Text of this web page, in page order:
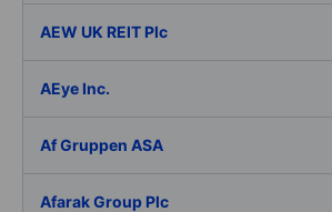
AEW UK REIT Plc
AEye Inc.
Af Gruppen ASA
Afarak Group Plc